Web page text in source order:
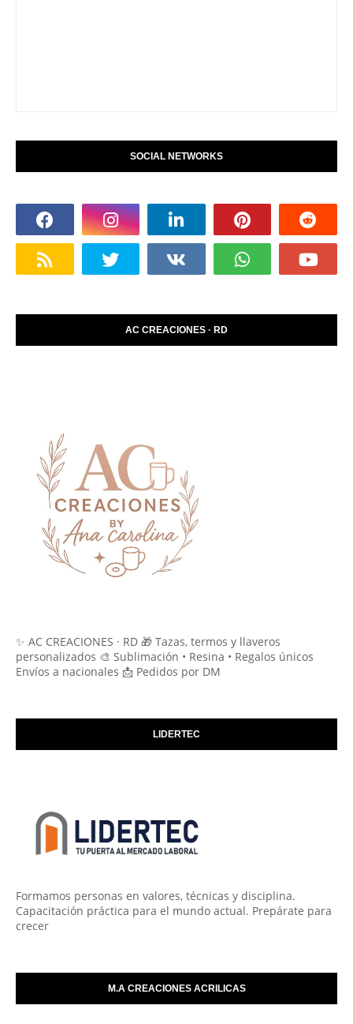
SOCIAL NETWORKS
AC CREACIONES · RD
✨ AC CREACIONES · RD 🎁 Tazas, termos y llaveros
personalizados 🎨 Sublimación • Resina • Regalos únicos
Envíos a nacionales 📩 Pedidos por DM
LIDERTEC
Formamos personas en valores, técnicas y disciplina.
Capacitación práctica para el mundo actual. Prepárate para
crecer
M.A CREACIONES ACRILICAS